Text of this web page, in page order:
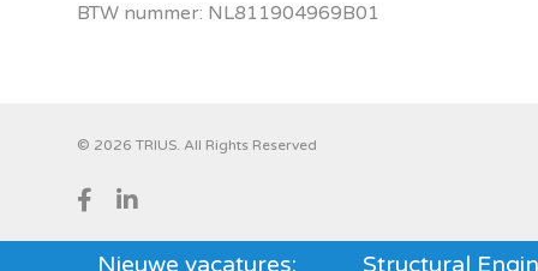
BTW nummer: NL811904969B01
© 2026 TRIUS. All Rights Reserved
facebooklinkedin
Nieuwe vacatures: Structural Engineer